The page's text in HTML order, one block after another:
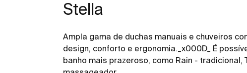
Stella
Ampla gama de duchas manuais e chuveiros
design, conforto e ergonomia._x000D_ É
banho mais prazeroso, como Rain - tradicional,